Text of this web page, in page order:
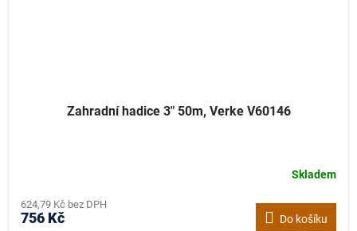
Zahradní hadice 3" 50m, Verke V60146
Skladem
624,79 Kč bez DPH
756 Kč Do košíku